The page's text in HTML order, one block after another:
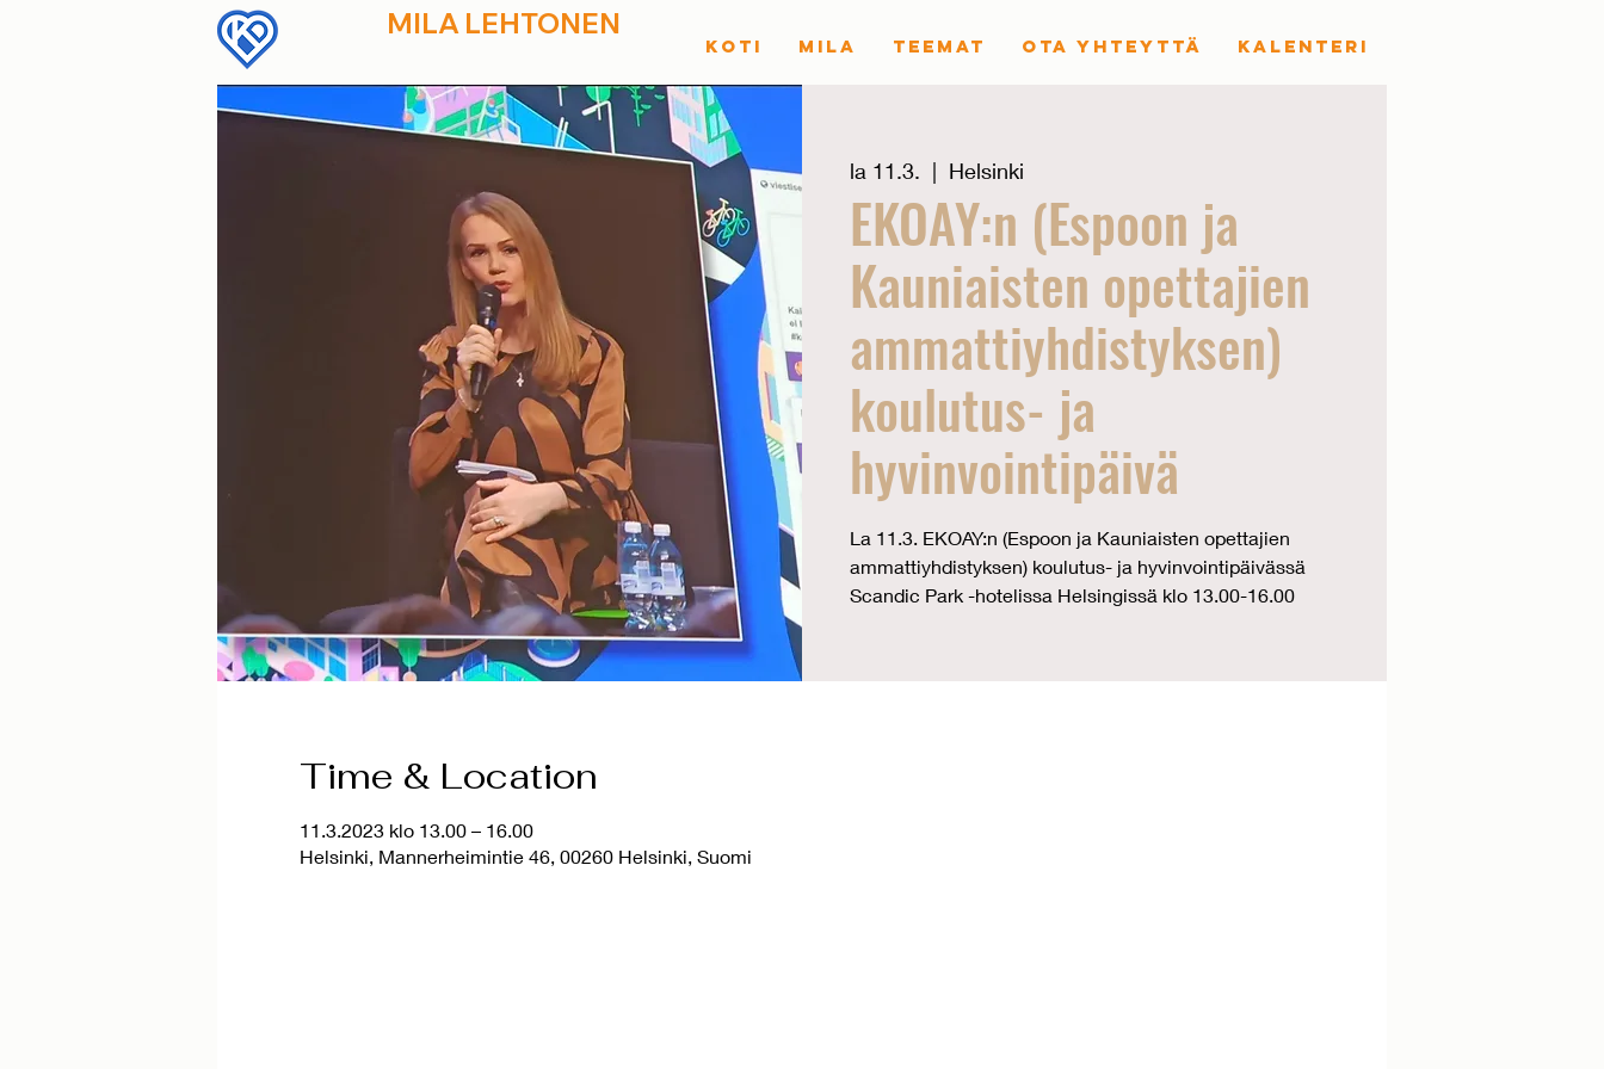
MILA LEHTONEN
KOTI MILA TEEMAT OTA YHTEYTTÄ KALENTERI
la 11.3.
  |
Helsinki
EKOAY:n (Espoon ja
Kauniaisten opettajien
ammattiyhdistyksen)
koulutus- ja
hyvinvointipäivä
La 11.3. EKOAY:n (Espoon ja Kauniaisten opettajien
ammattiyhdistyksen) koulutus- ja hyvinvointipäivässä
Scandic Park -hotelissa Helsingissä klo 13.00-16.00
Time & Location
11.3.2023 klo 13.00 – 16.00
Helsinki, Mannerheimintie 46, 00260 Helsinki, Suomi